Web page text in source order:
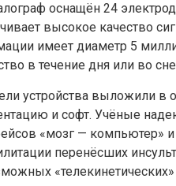
оснащён 24
высокое качество
имеет диаметр 5
в течение дня или во
устройства выложили в
и софт. Учёные
«мозг — компьютер»
перенёсших